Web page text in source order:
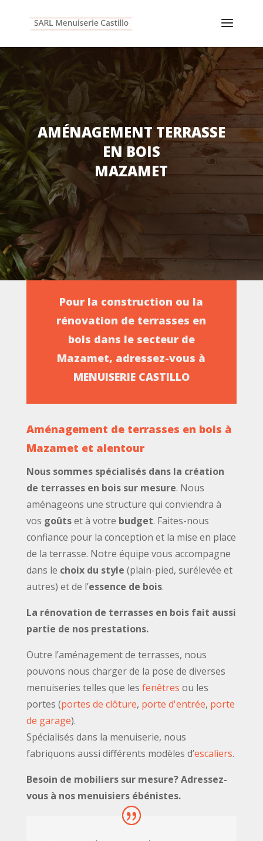
AMÉNAGEMENT TERRASSE
EN BOIS
MAZAMET
Pour la construction ou la
rénovation de terrasses en
bois dans le secteur de
Mazamet, adressez-vous à
MENUISERIE CASTILLO
Aménagement de terrasses en bois à
Mazamet et alentour
Nous sommes spécialisés dans la création
de terrasses en bois sur mesure. Nous
aménageons une structure qui conviendra à
vos goûtset à votre budget. Faites-nous
confiance pour la conception et la mise en place
de la terrasse. Notre équipe vous accompagne
dans le choix du style (plain-pied, surélevée et
autres) et de l’essence de bois.
La rénovation de terrasses en bois fait aussi
partie de nos prestations.
Outre l’aménagement de terrasses, nous
pouvons nous charger de la pose de diverses
menuiseries telles que les fenêtres ou les
portes (portes de clôture, porte d'entrée, porte
de garage).
Spécialisés dans la menuiserie, nous
fabriquons aussi différents modèles d’escaliers.
Besoin de mobiliers sur mesure? Adressez-
vous à nos menuisiers ébénistes.